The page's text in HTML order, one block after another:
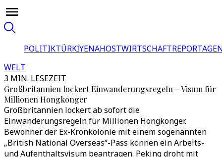
POLITIKTÜRKİYENAHOSTWIRTSCHAFT
WELT
3 MIN. LESEZEIT
Großbritannien lockert Einwanderungsregeln – Visum für
Millionen Hongkonger
Großbritannien lockert ab sofort die
Einwanderungsregeln für Millionen Hongkonger.
Bewohner der Ex-Kronkolonie mit einem sogenannten
„British National Overseas“-Pass können ein Arbeits-
und Aufenthaltsvisum beantragen. Peking droht mit